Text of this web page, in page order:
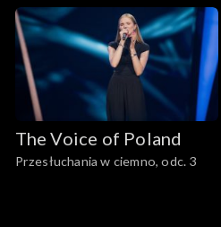
The Voice of Poland
Przesłuchania w ciemno, odc. 3